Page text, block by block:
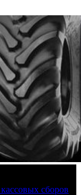
сборов